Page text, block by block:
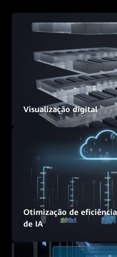
Visualização digital
Otimização de
de IA